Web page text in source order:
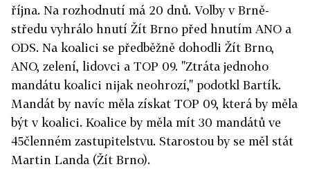
října. Na rozhodnutí má 20 dnů. Volby v Brně-
středu vyhrálo hnutí Žít Brno před hnutím ANO a
ODS. Na koalici se předběžně dohodli Žít Brno,
ANO, zelení, lidovci a TOP 09. "Ztráta jednoho
mandátu koalici nijak neohrozí," podotkl Bartík.
Mandát by navíc měla získat TOP 09, která by měla
být v koalici. Koalice by měla mít 30 mandátů ve
45členném zastupitelstvu. Starostou by se měl stát
Martin Landa (Žít Brno).